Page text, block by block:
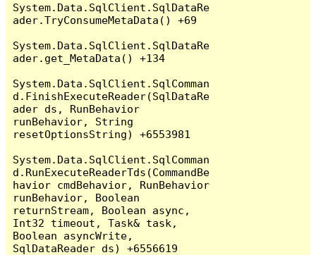
System.Data.SqlClient.SqlDataRe
ader.TryConsumeMetaData() +69
System.Data.SqlClient.SqlDataRe
ader.get_MetaData() +134
System.Data.SqlClient.SqlComman
d.FinishExecuteReader(SqlDataRe
ader ds, RunBehavior
runBehavior, String
resetOptionsString) +6553981
System.Data.SqlClient.SqlComman
d.RunExecuteReaderTds(CommandBe
havior cmdBehavior, RunBehavior
runBehavior, Boolean
returnStream, Boolean async,
Int32 timeout, Task& task,
Boolean asyncWrite,
SqlDataReader ds) +6556619